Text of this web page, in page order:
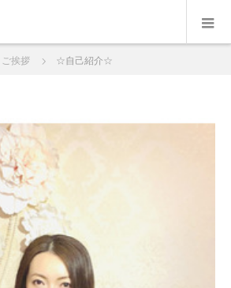
ご挨拶 ☆自己紹介☆